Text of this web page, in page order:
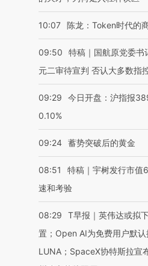
10:07 陈龙：Token时代的
09:50
特稿｜国航原党委
元二审待宣判 否认大多数指
09:29
今日开盘：沪指报
0.10%
09:24 蓄势突破后的黄金
08:51
特稿｜宇树发行市值
速和考验
08:29
T早报｜英伟达或拟
置；Open AI为免费用户默
LUNA；SpaceX协特斯拉宣